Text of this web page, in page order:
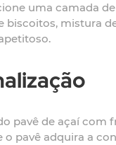
uma camada
biscoitos, mistura
pavê de açaí com
pavê adquira a